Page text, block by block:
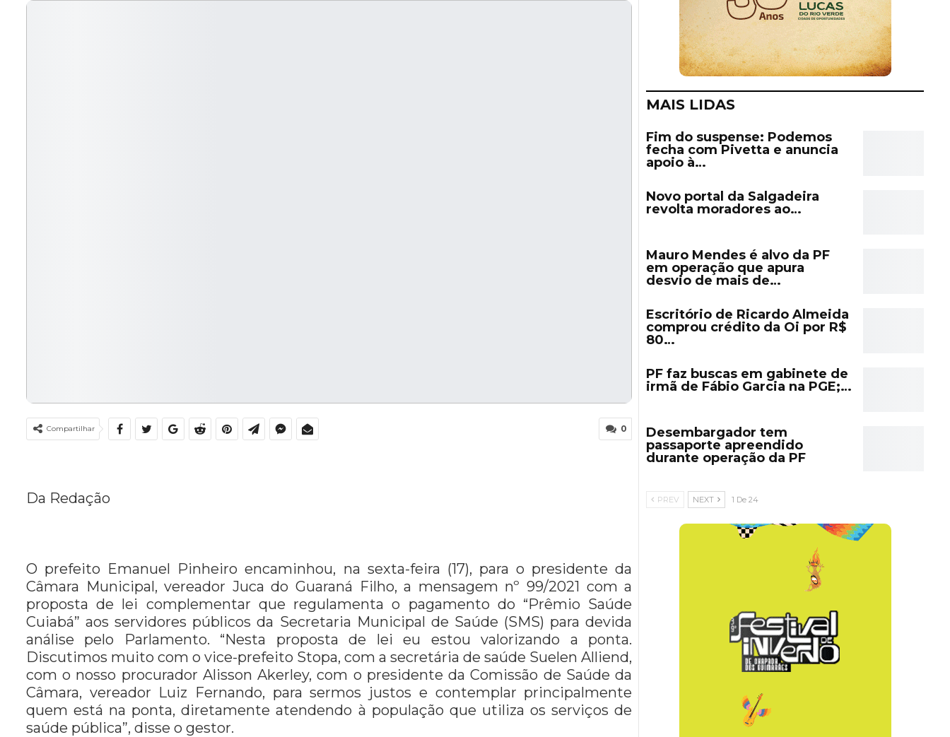
0
Compartilhar
Da Redação
O prefeito Emanuel Pinheiro encaminhou, na sexta-feira (17), para o presidente da
Câmara Municipal, vereador Juca do Guaraná Filho, a mensagem nº 99/2021 com a
proposta de lei complementar que regulamenta o pagamento do “Prêmio Saúde
Cuiabá” aos servidores públicos da Secretaria Municipal de Saúde (SMS) para devida
análise pelo Parlamento. “Nesta proposta de lei eu estou valorizando a ponta.
Discutimos muito com o vice-prefeito Stopa, com a secretária de saúde Suelen Alliend,
com o nosso procurador Alisson Akerley, com o presidente da Comissão de Saúde da
Câmara, vereador Luiz Fernando, para sermos justos e contemplar principalmente
quem está na ponta, diretamente atendendo à população que utiliza os serviços de
saúde pública”, disse o gestor.
MAIS LIDAS
Fim do suspense: Podemos
fecha com Pivetta e anuncia
apoio à…
Novo portal da Salgadeira
revolta moradores ao…
Mauro Mendes é alvo da PF
em operação que apura
desvio de mais de…
Escritório de Ricardo Almeida
comprou crédito da Oi por R$
80…
PF faz buscas em gabinete de
irmã de Fábio Garcia na PGE;…
Desembargador tem
passaporte apreendido
durante operação da PF
PREV NEXT 1 De 24